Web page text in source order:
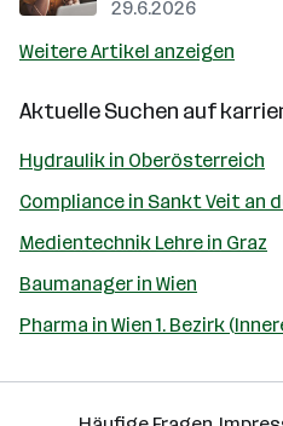
29.6.2026
Weitere Artikel anzeigen
Aktuelle Suchen auf
Hydraulik in Oberösterreich
Compliance in Sankt Veit an
Medientechnik Lehre in Graz
Baumanager in Wien
Pharma in Wien 1. Bezirk